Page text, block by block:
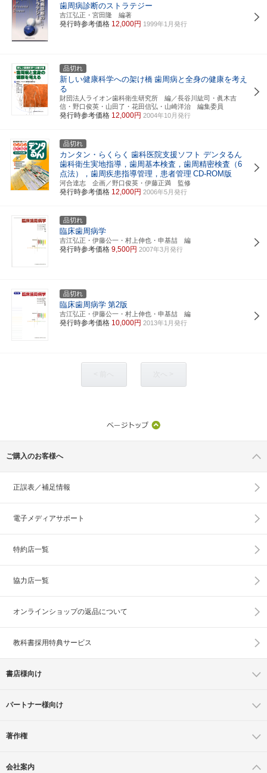
歯周病診断のストラテジー
吉江弘正・宮田隆 編著
発行時参考価格 12,000円 1999年1月発行
品切れ
新しい健康科学への架け橋 歯周病と全身の健康を考え
る
財団法人ライオン歯科衛生研究所 編／長谷川紘司・眞木吉
信・野口俊英・山田了・花田信弘・山崎洋治 編集委員
発行時参考価格 12,000円 2004年10月発行
品切れ
カンタン・らくらく 歯科医院支援ソフト デンタるん
歯科衛生実地指導，歯周基本検査，歯周精密検査（6
点法），歯周疾患指導管理，患者管理 CD-ROM版
河合達志 企画／野口俊英・伊藤正満 監修
発行時参考価格 12,000円 2006年5月発行
品切れ
臨床歯周病学
吉江弘正・伊藤公一・村上伸也・申基喆 編
発行時参考価格 9,500円 2007年3月発行
品切れ
臨床歯周病学 第2版
吉江弘正・伊藤公一・村上伸也・申基喆 編
発行時参考価格 10,000円 2013年1月発行
ご購入のお客様へ
正誤表／補足情報
電子メディアサポート
特約店一覧
協力店一覧
オンラインショップの返品について
教科書採用特典サービス
書店様向け
パートナー様向け
著作権
会社案内